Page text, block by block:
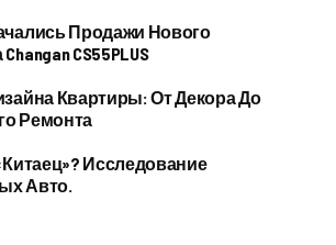
Продажи Нового
CS55PLUS
Квартиры: От Декора До
Ремонта
Исследование
Авто.